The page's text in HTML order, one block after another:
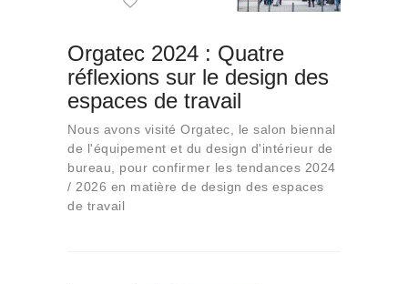
Orgatec 2024 : Quatre
réflexions sur le design des
espaces de travail
Nous avons visité Orgatec, le salon biennal
de l'équipement et du design d'intérieur de
bureau, pour confirmer les tendances 2024
/ 2026 en matière de design des espaces
de travail